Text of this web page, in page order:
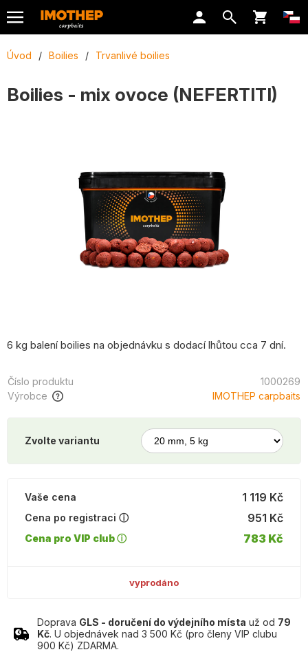
Úvod / Boilies / Trvanlivé boilies
Boilies - mix ovoce (NEFERTITI)
6 kg balení boilies na objednávku s dodací lhůtou cca 7 dní.
Číslo produktu
1000269
Výrobce
IMOTHEP carpbaits
Zvolte variantu
1 119 Kč
Vaše cena
Cena po registraci ⓘ
951 Kč
Cena pro VIP club ⓘ 783 Kč
vyprodáno
Doprava GLS - doručení do výdejního místa už od 79
Kč. U objednávek nad 3 500 Kč (pro členy VIP clubu
900 Kč) ZDARMA.